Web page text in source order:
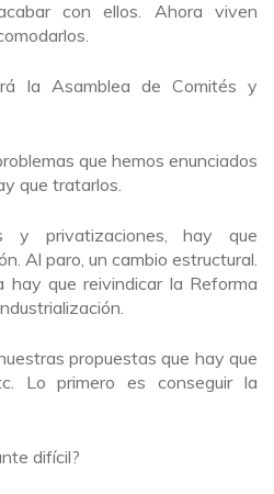
con ellos. Ahora viven
la Asamblea de Comités y
que hemos enunciados
que tratarlos.
y privatizaciones, hay que
Al paro, un cambio estructural.
hay que reivindicar la Reforma
propuestas que hay que
Lo primero es conseguir la
difícil?